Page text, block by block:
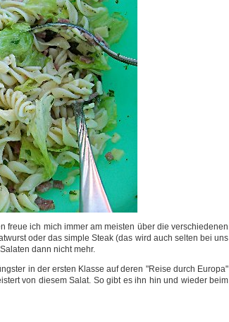
freue ich mich immer am meisten über die verschiedenen
oder das simple Steak (das wird auch selten bei uns
dann nicht mehr.
in der ersten Klasse auf deren "Reise durch Europa"
von diesem Salat. So gibt es ihn hin und wieder beim